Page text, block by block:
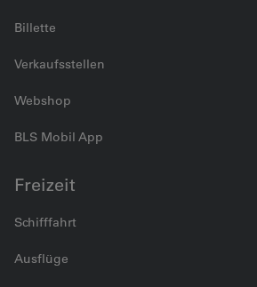
Billette
Verkaufsstellen
Webshop
BLS Mobil App
Freizeit
Schifffahrt
Ausflüge